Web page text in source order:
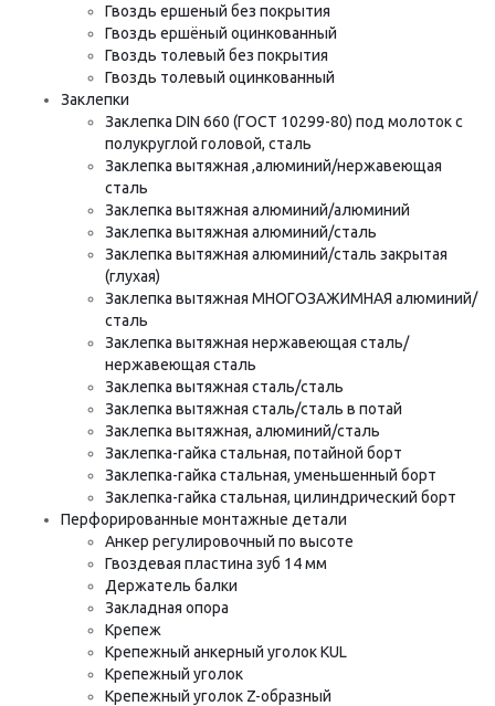
Гвоздь ершеный без покрытия
Гвоздь ершёный оцинкованный
Гвоздь толевый без покрытия
Гвоздь толевый оцинкованный
Заклепки
Заклепка DIN 660 (ГОСТ 10299-80) под молоток с
полукруглой головой, сталь
Заклепка вытяжная ,алюминий/нержавеющая
сталь
Заклепка вытяжная алюминий/алюминий
Заклепка вытяжная алюминий/сталь
Заклепка вытяжная алюминий/сталь закрытая
(глухая)
Заклепка вытяжная МНОГОЗАЖИМНАЯ алюминий/
сталь
Заклепка вытяжная нержавеющая сталь/
нержавеющая сталь
Заклепка вытяжная сталь/сталь
Заклепка вытяжная сталь/сталь в потай
Заклепка вытяжная, алюминий/сталь
Заклепка-гайка стальная, потайной борт
Заклепка-гайка стальная, уменьшенный борт
Заклепка-гайка стальная, цилиндрический борт
Перфорированные монтажные детали
Анкер регулировочный по высоте
Гвоздевая пластина зуб 14 мм
Держатель балки
Закладная опора
Крепеж
Крепежный анкерный уголок KUL
Крепежный уголок
Крепежный уголок Z-образный